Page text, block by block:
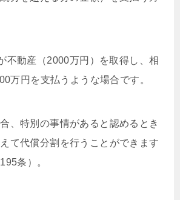
不動産（2000万円）を取得し、相
万円を支払うような場合です。
、特別の事情があると認めるとき
て代償分割を行うことができます
条）。